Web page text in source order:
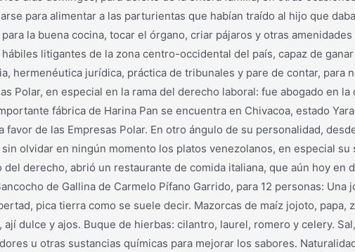
para alimentar a las parturientas que habían traído al hijo que
la buena cocina, tocar el órgano, criar pájaros y otras
litigantes de la zona centro-occidental del país, capaz de
hermenéutica jurídica, práctica de tribunales y pare de contar, para
Polar, en especial en la rama del derecho laboral: fue abogado en
fábrica de Harina Pan se encuentra en Chivacoa, estado
de las Empresas Polar. En otro ángulo de su personalidad,
olvidar en ningún momento los platos venezolanos, en especial
derecho, abrió un restaurante de comida italiana, que aún hoy en
de Gallina de Carmelo Pífano Garrido, para 12 personas:
pica tierra como se suele decir. Mazorcas de maíz jojoto, papa,
dulce y ajos. Buque de hierbas: cilantro, laurel, romero y celery.
u otras sustancias químicas para mejorar los sabores.